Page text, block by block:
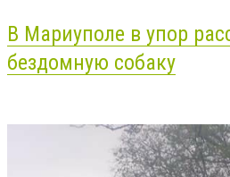
В Мариуполе в упор
бездомную собаку